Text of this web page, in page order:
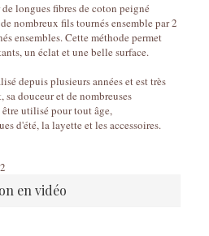
longues fibres de coton peigné
nombreux fils tournés ensemble par 2
ensembles. Cette méthode permet
un éclat et une belle surface.
depuis plusieurs années et est très
douceur et de nombreuses
utilisé pour tout âge,
d'été, la layette et les accessoires.
en vidéo